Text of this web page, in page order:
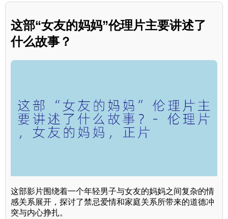
这部“女友的妈妈”伦理片主要讲述了
什么故事？
这部影片围绕着一个年轻男子与女友的妈妈之间复杂的情
感关系展开，探讨了禁忌爱情和家庭关系所带来的道德冲
突与内心挣扎。